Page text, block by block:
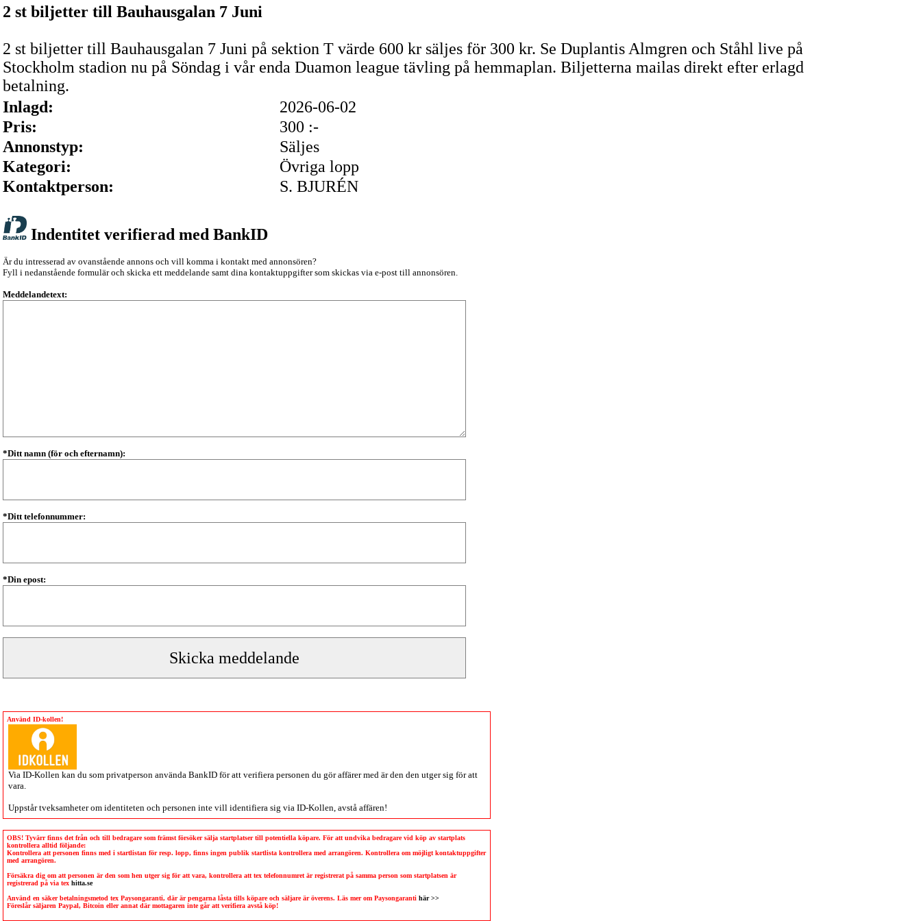
2 st biljetter till Bauhausgalan 7 Juni
2 st biljetter till Bauhausgalan 7 Juni på sektion T värde 600 kr säljes för 300 kr. Se Duplantis Almgren och Ståhl live på
Stockholm stadion nu på Söndag i vår enda Duamon league tävling på hemmaplan. Biljetterna mailas direkt efter erlagd
betalning.
Inlagd:
2026-06-02
Pris:
300 :-
Annonstyp:
Säljes
Kategori:
Övriga lopp
Kontaktperson:
S. BJURÉN
Indentitet verifierad med BankID
Är du intresserad av ovanstående annons och vill komma i kontakt med annonsören?
Fyll i nedanstående formulär och skicka ett meddelande samt dina kontaktuppgifter som skickas via e-post till annonsören.
Meddelandetext:
*Ditt namn (för och efternamn):
*Ditt telefonnummer:
*Din epost:
Använd ID-kollen!
Via ID-Kollen kan du som privatperson använda BankID för att verifiera personen du gör affärer med är den den utger sig för att
vara.
Uppstår tveksamheter om identiteten och personen inte vill identifiera sig via ID-Kollen , avstå affären!
OBS! Tyvärr finns det från och till bedragare som främst försöker sälja startplatser till potentiella köpare. För att undvika bedragare vid köp av startplats
kontrollera alltid följande:
Kontrollera att personen finns med i startlistan för resp. lopp, finns ingen publik startlista kontrollera med arrangören. Kontrollera om möjligt kontaktuppgifter
med arrangören.
Försäkra dig om att personen är den som hen utger sig för att vara, kontrollera att tex telefonnumret är registrerat på samma person som startplatsen är
registrerad på via tex hitta.se
Använd en säker betalningsmetod tex Paysongaranti, där är pengarna låsta tills köpare och säljare är överens. Läs mer om Paysongaranti här >>
Föreslår säljaren Paypal, Bitcoin eller annat där mottagaren inte går att verifiera avstå köp!